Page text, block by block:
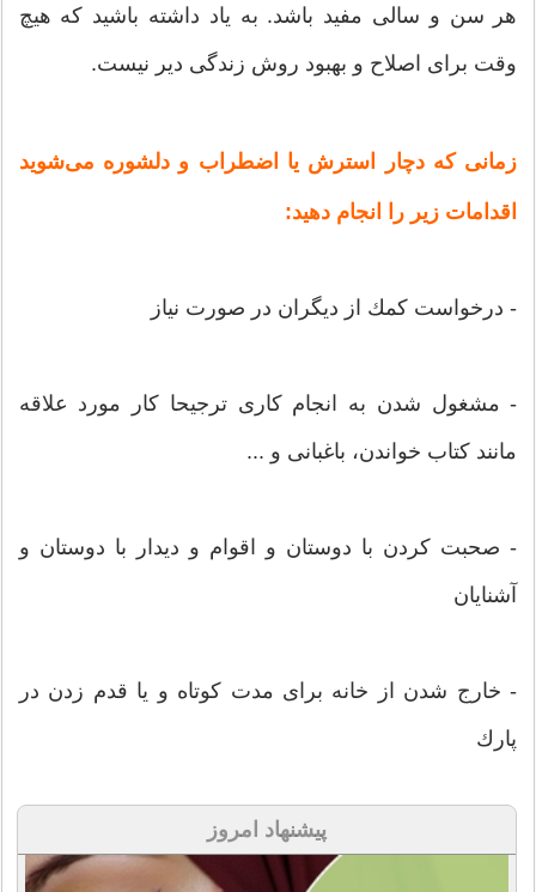
هر سن و سالی مفید باشد. به یاد داشته باشید كه هیچ
وقت برای اصلاح و بهبود روش زندگی دیر نیست.
زمانی كه دچار استرش یا اضطراب و دلشوره می‌شوید
اقدامات زیر را انجام دهید:
- درخواست كمك از دیگران در صورت نیاز
- مشغول شدن به انجام كاری ترجیحا كار مورد علاقه
مانند كتاب خواندن، باغبانی و ...
- صحبت كردن با دوستان و اقوام و دیدار با دوستان و
آشنایان
- خارج شدن از خانه برای مدت كوتاه و یا قدم زدن در
پارك
پیشنهاد امروز